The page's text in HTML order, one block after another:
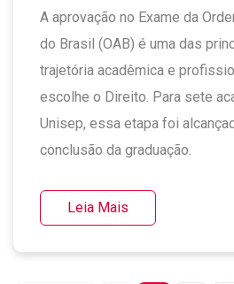
A aprovação no Exame da
do Brasil (OAB) é uma das
trajetória acadêmica e
escolhe o Direito. Para sete
Unisep, essa etapa foi
conclusão da graduação.
Leia Mais